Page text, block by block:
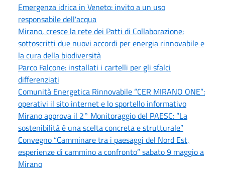
Emergenza idrica in Veneto: invito a un uso
responsabile dell'acqua
Mirano, cresce la rete dei Patti di Collaborazione:
sottoscritti due nuovi accordi per energia rinnovabile e
la cura della biodiversità
Parco Falcone: installati i cartelli per gli sfalci
differenziati
Comunità Energetica Rinnovabile “CER MIRANO ONE”:
operativi il sito internet e lo sportello informativo
Mirano approva il 2° Monitoraggio del PAESC: “La
sostenibilità è una scelta concreta e strutturale”
Convegno “Camminare tra i paesaggi del Nord Est,
esperienze di cammino a confronto” sabato 9 maggio a
Mirano